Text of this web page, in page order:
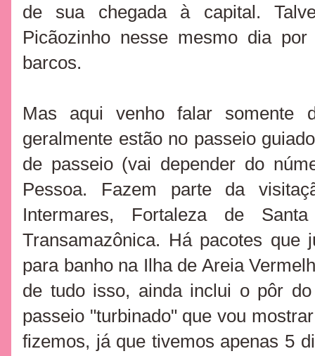
de sua chegada à capital.
Picãozinho nesse mesmo dia
barcos.
Mas aqui venho falar somente
geralmente estão no passeio
de passeio (vai depender do
Pessoa. Fazem parte da
Intermares, Fortaleza de
Transamazônica. Há pacotes que
para banho na Ilha de Areia
de tudo isso, ainda inclui o pôr
passeio "turbinado" que vou
fizemos, já que tivemos apenas 5